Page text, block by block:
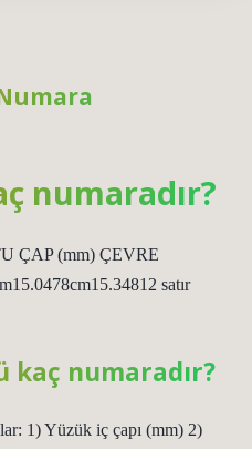
numaradır?
ÇAP (mm) ÇEVRE
satır
kaç numaradır?
1) Yüzük iç çapı (mm) 2)